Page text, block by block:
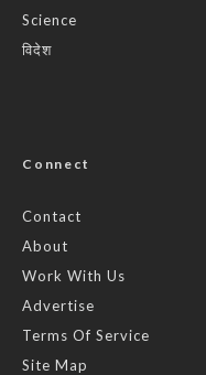
Science
विदेश
Connect
Contact
About
Work With Us
Advertise
Terms Of Service
Site Map